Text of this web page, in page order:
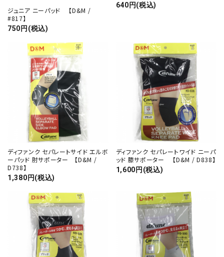
ジュニア ニーパッド 【D&M /
#817】
750円(税込)
640円(税込)
ディファンク セパレートサイド エルボ
ーパッド 肘サポーター 【D&M /
D738】
1,380円(税込)
ディファンク セパレートワイド ニーパ
ッド 膝サポーター 【D&M / D838】
1,600円(税込)